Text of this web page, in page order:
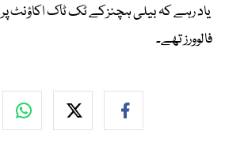
فالوورز تھے۔